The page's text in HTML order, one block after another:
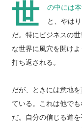
世
の中には
と、やは
だ。特にビジネスの
な世界に風穴を開け
打ち返される。
だが、ときには意地
ている。これは他で
だ。自分の信じる道